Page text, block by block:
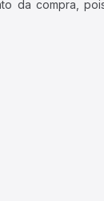
da compra,